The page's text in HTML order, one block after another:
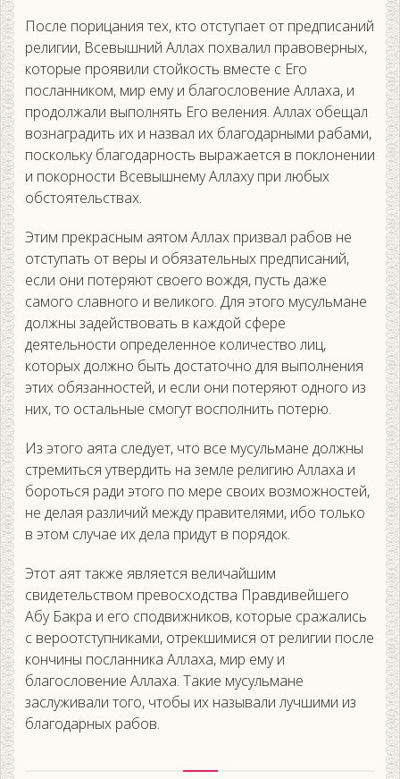
После порицания тех, кто отступает от предписаний
религии, Всевышний Аллах похвалил правоверных,
которые проявили стойкость вместе с Его
посланником, мир ему и благословение Аллаха, и
продолжали выполнять Его веления. Аллах обещал
вознаградить их и назвал их благодарными рабами,
поскольку благодарность выражается в поклонении
и покорности Всевышнему Аллаху при любых
обстоятельствах.
Этим прекрасным аятом Аллах призвал рабов не
отступать от веры и обязательных предписаний,
если они потеряют своего вождя, пусть даже
самого славного и великого. Для этого мусульмане
должны задействовать в каждой сфере
деятельности определенное количество лиц,
которых должно быть достаточно для выполнения
этих обязанностей, и если они потеряют одного из
них, то остальные смогут восполнить потерю.
Из этого аята следует, что все мусульмане должны
стремиться утвердить на земле религию Аллаха и
бороться ради этого по мере своих возможностей,
не делая различий между правителями, ибо только
в этом случае их дела придут в порядок.
Этот аят также является величайшим
свидетельством превосходства Правдивейшего
Абу Бакра и его сподвижников, которые сражались
с вероотступниками, отрекшимися от религии после
кончины посланника Аллаха, мир ему и
благословение Аллаха. Такие мусульмане
заслуживали того, чтобы их называли лучшими из
благодарных рабов.